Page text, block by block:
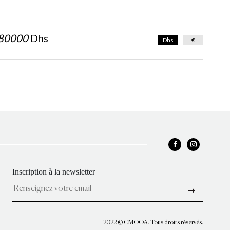
Dhs Dhs €
Inscription à la newsletter
2022 © CMOOA. Tous droits réservés.